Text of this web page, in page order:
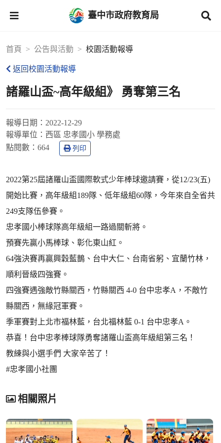
臺中市政府教育局
首頁 公告與活動 校園活動報導
返回校園活動報導
諸羅山盃~高年級組》 勇奪第三名
報導日期： 2022-12-29
報導單位： 西區 忠孝國小 學務處
點閱數： 664 列印
2022第25屆諸羅山盃國際軟式少年棒球邀請賽，從12/23(五)
開始比賽，高年級組189隊、低年級組60隊，今年來自全省共
249支隊伍參賽。
忠孝國小棒球隊高年級組一路過關斬將。
預賽先贏小馬棒球、彰化東山紅。
64強決賽再贏興穀藍鵲、台中大仁、台南省躬、宜蘭竹林，
順利晉級四強賽。
四強賽遇強敵竹縣關西，竹縣關西 4-0 台中忠孝A，不敵竹
縣關西，無緣冠軍賽。
季軍賽對上北市福林藍，台北福林藍 0-1 台中忠孝A。
恭喜！台中忠孝棒球隊勇奪諸羅山盃高年級組第三名！
教練與小選手們 大家辛苦了！
#忠孝國小社團
相關照片